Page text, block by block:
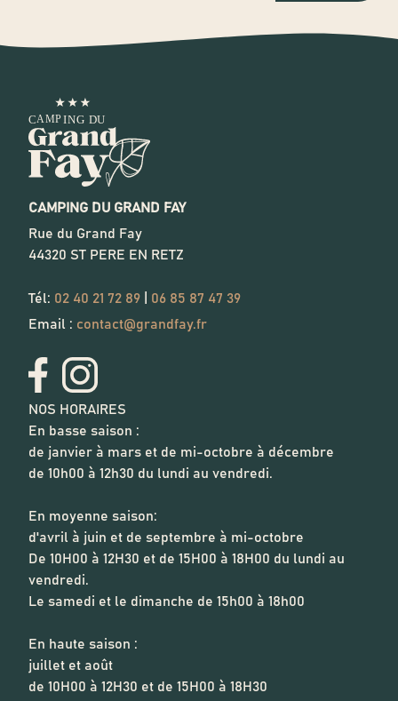
CAMPING DU GRAND FAY
Rue du Grand Fay
44320 ST PERE EN RETZ
Tél: 02 40 21 72 89
06 85 87 47 39
Email : contact@grandfay.fr
NOS HORAIRES
En basse saison :
de janvier à mars et de mi-octobre à décembre
de 10h00 à 12h30 du lundi au vendredi.
En moyenne saison:
d'avril à juin et de septembre à mi-octobre
De 10H00 à 12H30 et de 15H00 à 18H00 du lundi au
vendredi.
Le samedi et le dimanche de 15h00 à 18h00
En haute saison :
juillet et août
de 10H00 à 12H30 et de 15H00 à 18H30